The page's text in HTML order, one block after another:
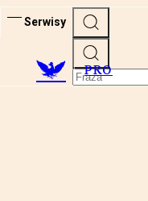
Serwisy
PRO